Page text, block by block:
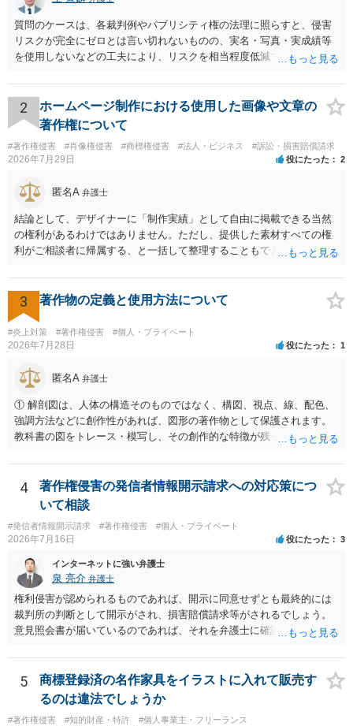
質問のケースは、各裁判例やパブリシティ権の法理に照らすと、侵害
リスクが完全にゼロとは言い切れないものの、実名・写真・実成績等
を使用しないなどの工夫により、リスクを相当程度低減できる設計に
推測できる」という点は、裁判で争われた場合に「専ら顧客吸引力の
利用を目的とする」と判断される余地を残すため、一定の注意が必要
です。 また、広告収益の有無は、侵害判断に一定の影響を与える可能
性がありますが、決定的要因ではありません。 パブリシティ権侵害の
成否は、主に「専ら顧客吸引力の利用を目的とするか」という点で判
断されます。広告収益があることは「商業的目的」を強く示す要素で
すが、それだけで直ちに侵害となるわけではありません。完全無償・
非営利であれば「表現の自由」「創作物」としての側面が強く評価さ
れる可能性があります。一方、広告収益がある場合は「商業利用」と
しての色彩が強まり、リスクが高まる可能性があります。 公開前に変
更・確認しておく事項については、公開の場でアドバイスするにも限
界があるかと思うので、資料等を持参の上、弁護士に相談されること
も一つかと存じます。
2
ホームページ制作における使用した画像や文章の
著作権について
#著作権侵害 #肖像権侵害 #商標権侵害 #法人・ビジネス #訴訟・損害賠償請求
2026年7月29日 役にたった 2
匿名A 弁護士
結論として、デザイナーに「制作実績」として自由に掲載できる当然
の権利があるわけではありません。ただし、提供した素材すべての権
利がご相談者に帰属する、と一括して整理することもできません。 ご
身が著作権者です。 他方、ブランド名、文字主体のロゴ、商品情報、
短いキャッチコピー、販売コンセプトなどは、通常、著作物には当た
りません。ただし、ロゴに独自の図形やイラスト等が含まれる場合に
は、その表現部分が著作物となる可能性があります。 また、人物写真
の著作権は撮影者に、肖像に関する権利は被写体本人に帰属します
わけではありません。デザイナーが独自に制作したイラストやバナー
等は別として、一般的なレイアウトや配色、依頼者から提供された素
材を希望に沿って配置した部分には、通常、著作物性は認められにく
いと考えられます。仮に具体的な画面構成の一部に創作性が認められ
ても、その権利は当該部分に限られ、ご相談者の写真や文章等を制作
の同意があれば別です。また、単に制作を担当した事実を記載した
り、公開中のサイトへリンクしたりする行為まで当然に禁止できると
様、掲載目的、態様、必要性、本人の特定可能性等から判断されま
める方向の事情となりますが、自動的に肖像権侵害となるわけではあ
りません。 まず、見積書、メール、チャット、デザイナーの利用規約
を確認したうえで、「提供素材及びこれを含む画面の複製・SNS掲載
を許諾しない」と書面で明確に通知することをお勧めします。すでに
掲載された場合は、URL、掲載日時、画面を保存してから削除を求め
3 著作物の定義と使用方法について
#炎上対策 #著作権侵害 #個人・プライベート
2026年7月28日 役にたった 1
匿名A 弁護士
① 解剖図は、人体の構造そのものではなく、構図、視点、線、配色、
強調方法などに創作性があれば、図形の著作物として保護されます。
教科書の図をトレース・模写し、その創作的な特徴が残っていれば、
も、SNSへの公開は私的使用には当たりません。 ② 出典を記載するだ
けでは、適法な引用にはなりません。自分の説明や批評が主で、図が
その説明に必要な従たる資料であること、引用部分が明確に区別さ
れ、必要な範囲に限られていることなどが必要です。勉強ノートの教
材として図そのものを中心的に掲載する場合、引用と認められにくい
でしょう。 文章についても、単に所々表現を変えただけで適法になる
とは限りません。医学上の事実を理解したうえで、ご自身の表現と構
成でまとめる必要があります。 安全にSNSで公開するには、教科書の
図をトレース・模写した部分は掲載せず、人体の構造という事実を基
に、自分で構図や表現を工夫して作図する方法が考えられます。ま
た、改変・SNS掲載が認められたオープンライセンス素材を、利用条
件に従って使う方法もあります。トレースした図を残したい場合は、
自分だけの学習用にとどめるのが安全です。
4
著作権侵害の発信者情報開示請求への対応策につ
いて相談
#発信者情報開示請求 #著作権侵害 #個人・プライベート
2026年7月16日 役にたった 3
インターネットに強い弁護士
泉 亮介 弁護士
権利侵害が認められるものであれば、開示に同意せずとも最終的には
裁判所の判断として開示がされ、損害賠償請求等がされるでしょう。
意見照会書が届いているのであれば、それを弁護士に確認してもらっ
いかと思われます。
5
商標登録済の名作家具をイラストに入れて販売す
るのは違法でしょうか
#著作権侵害 #知的財産・特許
#個人事業主・フリーランス